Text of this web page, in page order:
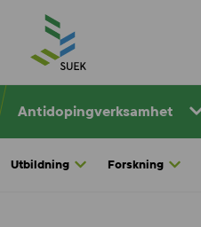
content
Antidopingverksamhet
Utbildning Forskning